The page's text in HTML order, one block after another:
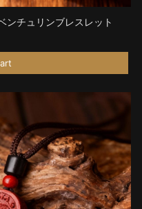
チュリンブレスレット